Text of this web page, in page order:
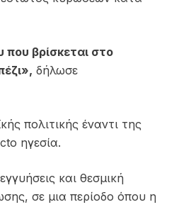
βρίσκεται στο
δήλωσε
πολιτικής έναντι της
ηγεσία.
και θεσμική
σε μια περίοδο όπου η